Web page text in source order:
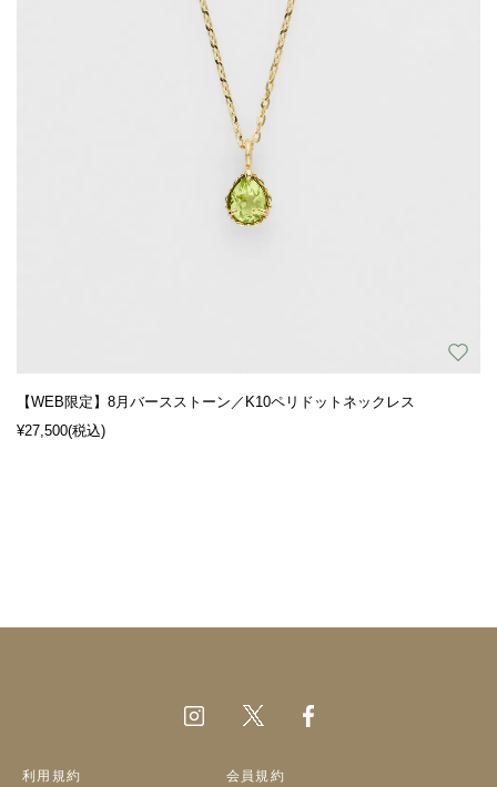
【WEB限定】8月バースストーン／K10ペリドットネックレス
¥27,500(税込)
利用規約 会員規約